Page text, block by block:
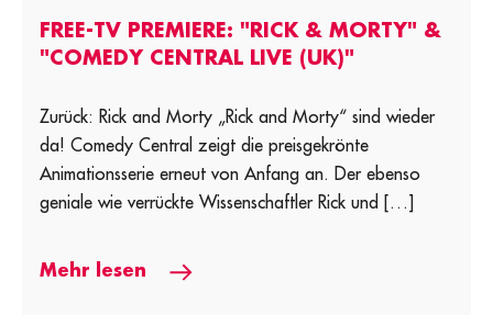
FREE-TV PREMIERE: "RICK & MORTY" &
"COMEDY CENTRAL LIVE (UK)"
Zurück: Rick and Morty „Rick and Morty“ sind wieder
da! Comedy Central zeigt die preisgekrönte
Animationsserie erneut von Anfang an. Der ebenso
geniale wie verrückte Wissenschaftler Rick und […]
Mehr lesen